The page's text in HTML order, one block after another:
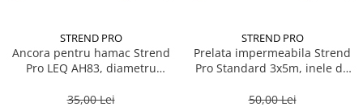
STREND PRO
Ancora pentru hamac Strend
Pro LEQ AH83, diametru
35,00 Lei
STREND PRO
Prelata impermeabila Strend
Pro Standard 3x5m, inele de
50,00 Lei